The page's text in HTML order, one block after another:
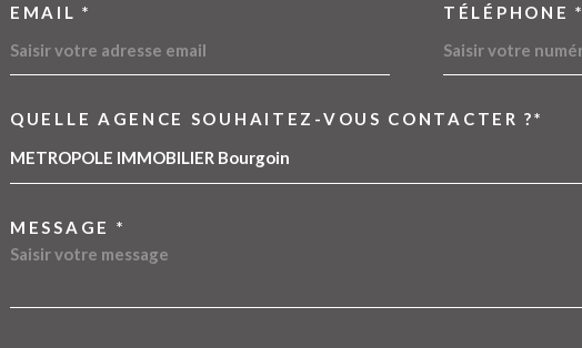
09 54 11 83 45
6 rue Claude Chappe
EMAIL * TÉLÉPHONE *
TRAD_MELTEM_VOREDEMANDE
QUELLE AGENCE SOUHAITEZ-VOUS CONTACTER ?*
METROPOLE IMMOBILIER Bourgoin
MESSAGE *